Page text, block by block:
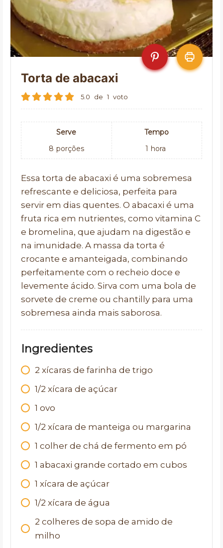
Torta de abacaxi
5.0 de 1 voto
Serve
8 porções
Tempo
1 hora
Essa torta de abacaxi é uma sobremesa
refrescante e deliciosa, perfeita para
servir em dias quentes. O abacaxi é uma
fruta rica em nutrientes, como vitamina C
e bromelina, que ajudam na digestão e
na imunidade. A massa da torta é
crocante e amanteigada, combinando
perfeitamente com o recheio doce e
levemente ácido. Sirva com uma bola de
sorvete de creme ou chantilly para uma
sobremesa ainda mais saborosa.
Ingredientes
2 xícaras de farinha de trigo
1/2 xícara de açúcar
1 ovo
1/2 xícara de manteiga ou margarina
1 colher de chá de fermento em pó
1 abacaxi grande cortado em cubos
1 xícara de açúcar
1/2 xícara de água
2 colheres de sopa de amido de
milho